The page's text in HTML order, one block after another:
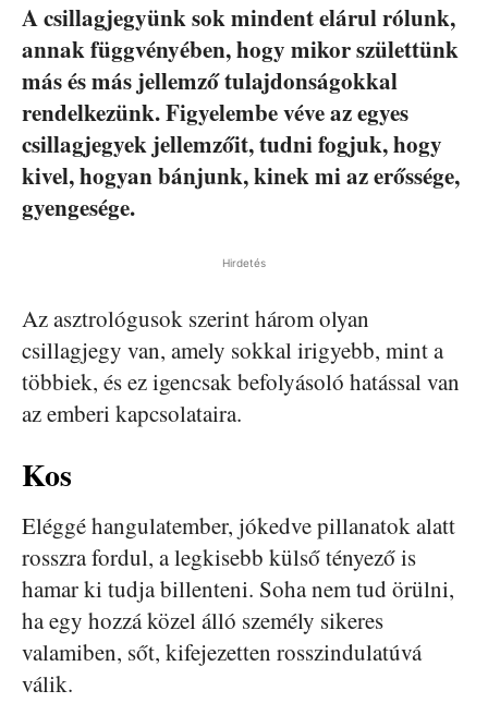
A csillagjegyünk sok mindent elárul rólunk,
annak függvényében, hogy mikor születtünk
más és más jellemző tulajdonságokkal
rendelkezünk. Figyelembe véve az egyes
csillagjegyek jellemzőit, tudni fogjuk, hogy
kivel, hogyan bánjunk, kinek mi az erőssége,
gyengesége.
Hirdetés
Az asztrológusok szerint három olyan
csillagjegy van, amely sokkal irigyebb, mint a
többiek, és ez igencsak befolyásoló hatással van
az emberi kapcsolataira.
Kos
Eléggé hangulatember, jókedve pillanatok alatt
rosszra fordul, a legkisebb külső tényező is
hamar ki tudja billenteni. Soha nem tud örülni,
ha egy hozzá közel álló személy sikeres
valamiben, sőt, kifejezetten rosszindulatúvá
válik.